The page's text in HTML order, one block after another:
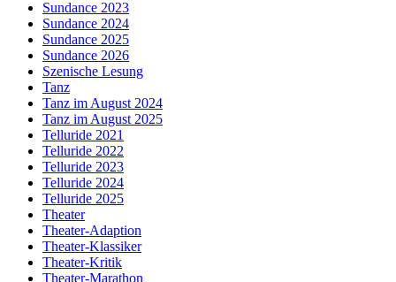
Sundance 2023
Sundance 2024
Sundance 2025
Sundance 2026
Szenische Lesung
Tanz
Tanz im August 2024
Tanz im August 2025
Telluride 2021
Telluride 2022
Telluride 2023
Telluride 2024
Telluride 2025
Theater
Theater-Adaption
Theater-Klassiker
Theater-Kritik
Theater-Marathon